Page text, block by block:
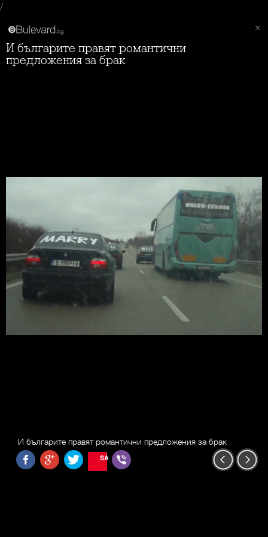
/
И българите правят романтични
предложения за брак
И българите правят романтични предложения за брак
SAVE